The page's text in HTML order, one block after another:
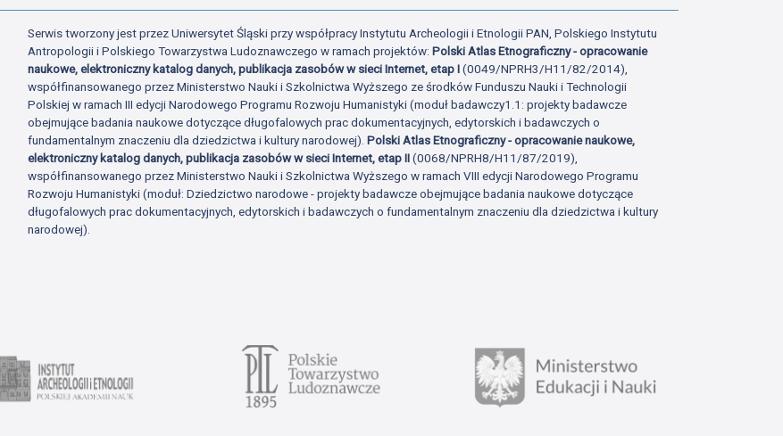
Profil Facebook
Serwis tworzony jest przez Uniwersytet Śląski przy współpracy Instytutu Archeologii i Etnologii PAN, Polskiego Instytutu
Antropologii i Polskiego Towarzystwa Ludoznawczego w ramach projektów:Polski Atlas Etnograficzny - opracowanie
naukowe, elektroniczny katalog danych, publikacja zasobów w sieci Internet, etap I(0049/NPRH3/H11/82/2014),
współfinansowanego przez Ministerstwo Nauki i Szkolnictwa Wyższego ze środków Funduszu Nauki i Technologii
Polskiej w ramach III edycji Narodowego Programu Rozwoju Humanistyki (moduł badawczy1.1: projekty badawcze
obejmujące badania naukowe dotyczące długofalowych prac dokumentacyjnych, edytorskich i badawczych o
fundamentalnym znaczeniu dla dziedzictwa i kultury narodowej).Polski Atlas Etnograficzny - opracowanie naukowe,
elektroniczny katalog danych, publikacja zasobów w sieci Internet, etap II(0068/NPRH8/H11/87/2019),
współfinansowanego przez Ministerstwo Nauki i Szkolnictwa Wyższego w ramach VIII edycji Narodowego Programu
Rozwoju Humanistyki (moduł: Dziedzictwo narodowe - projekty badawcze obejmujące badania naukowe dotyczące
długofalowych prac dokumentacyjnych, edytorskich i badawczych o fundamentalnym znaczeniu dla dziedzictwa i kultury
narodowej).